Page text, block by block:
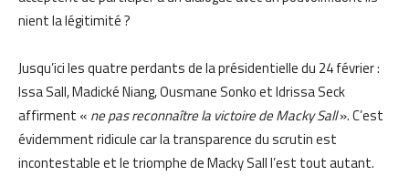
nient la légitimité ?
Jusqu’ici les quatre perdants de la présidentielle du 24 février :
Issa Sall, Madické Niang, Ousmane Sonko et Idrissa Seck
affirment « ne pas reconnaître la victoire de Macky Sall». C’est
évidemment ridicule car la transparence du scrutin est
incontestable et le triomphe de Macky Sall l’est tout autant.